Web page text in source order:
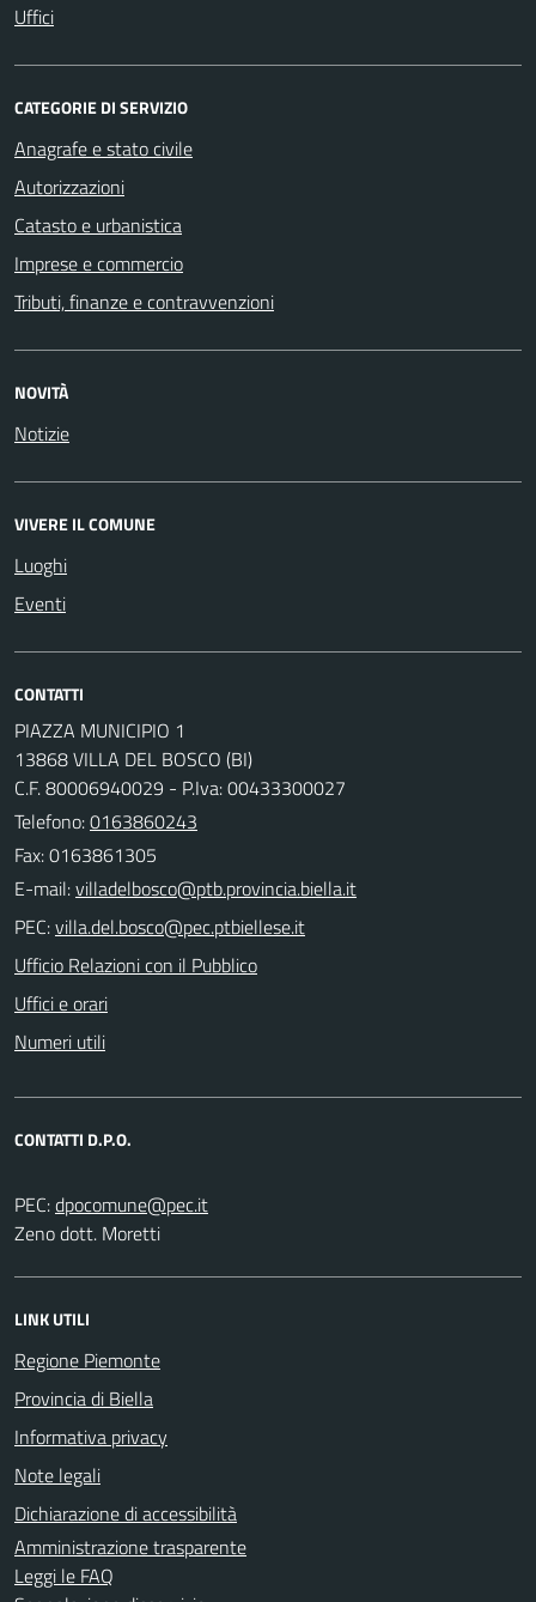
Uffici
CATEGORIE DI SERVIZIO
Anagrafe e stato civile
Autorizzazioni
Catasto e urbanistica
Imprese e commercio
Tributi, finanze e contravvenzioni
NOVITÀ
Notizie
VIVERE IL COMUNE
Luoghi
Eventi
CONTATTI
PIAZZA MUNICIPIO 1
13868 VILLA DEL BOSCO (BI)
C.F. 80006940029 - P.Iva: 00433300027
Telefono:0163860243
Fax: 0163861305
E-mail:
PEC:
Ufficio Relazioni con il Pubblico
Uffici e orari
Numeri utili
CONTATTI D.P.O.
PEC:
Zeno dott. Moretti
LINK UTILI
Regione Piemonte
Provincia di Biella
Informativa privacy
Note legali
Dichiarazione di accessibilità
Amministrazione trasparente
Leggi le FAQ